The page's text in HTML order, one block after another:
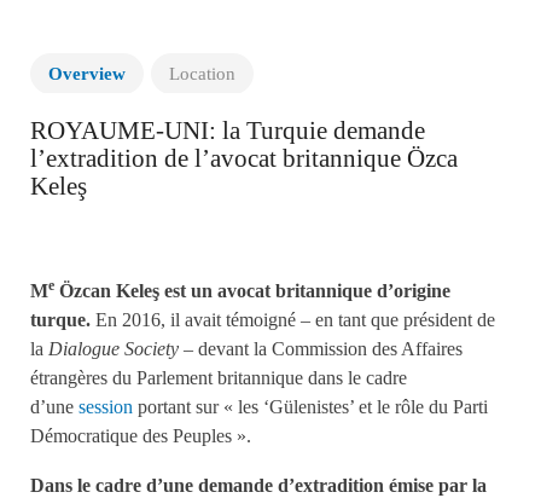
Overview Location
ROYAUME-UNI: la Turquie demande
l’extradition de l’avocat britannique Özca
Keleş
Me Özcan Keleş est un avocat britannique d’origine
turque. En 2016, il avait témoigné – en tant que président de
la Dialogue Society – devant la Commission des Affaires
étrangères du Parlement britannique dans le cadre
d’une session portant sur « les ‘Gülenistes’ et le rôle du Parti
Démocratique des Peuples ».
Dans le cadre d’une demande d’extradition émise par la